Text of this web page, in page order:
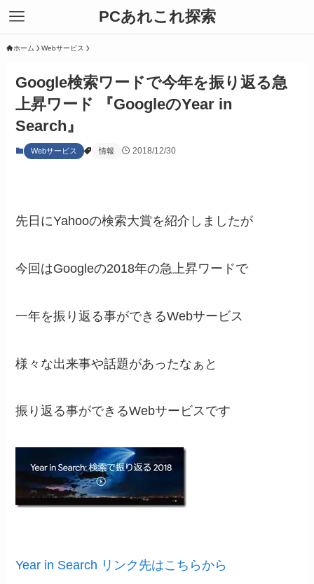
PCあれこれ探索
ホーム Webサービス
Google検索ワードで今年を振り返る急
上昇ワード 『GoogleのYear in
Search』
Webサービス 情報 2018/12/30
先日にYahooの検索大賞を紹介しましたが
今回はGoogleの2018年の急上昇ワードで
一年を振り返る事ができるWebサービス
様々な出来事や話題があったなぁと
振り返る事ができるWebサービスです
Year in Search リンク先はこちらから